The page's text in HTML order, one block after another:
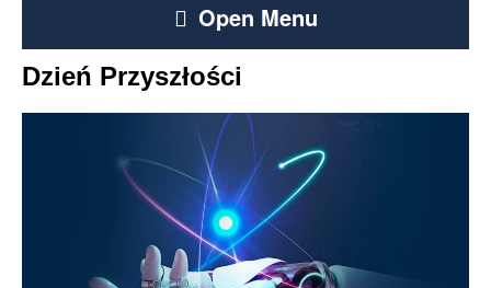
Open Menu
Dzień Przyszłości